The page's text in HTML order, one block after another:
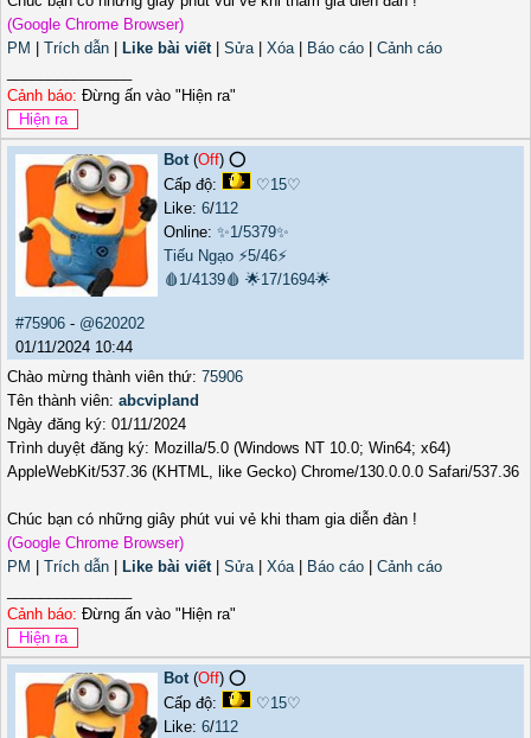
(Google Chrome Browser)
PM
Trích dẫn Like bài viết| Sửa| Xóa| Báo cáo
Cảnh cáo
Cảnh báo: Đừng ấn vào "Hiện ra"
Bot(Off) ⭕️
Cấp độ:
♡15♡
Like: 6/112
Online: ✨1/5379✨
Tiếu Ngạo ⚡5/46⚡
🩸1/4139🩸 🌟17/1694🌟
#75906 - @620202
01/11/2024 10:44
Chào mừng thành viên thứ: 75906
Tên thành viên: abcvipland
Ngày đăng ký: 01/11/2024
Trình duyệt đăng ký: Mozilla/5.0 (Windows NT 10.0; Win64; x64)
AppleWebKit/537.36 (KHTML, like Gecko) Chrome/130.0.0.0 Safari/537.36
Chúc bạn có những giây phút vui vẻ khi tham gia diễn đàn !
(Google Chrome Browser)
PM
Trích dẫn Like bài viết| Sửa| Xóa| Báo cáo
Cảnh cáo
Cảnh báo: Đừng ấn vào "Hiện ra"
Bot(Off) ⭕️
Cấp độ:
♡15♡
Like: 6/112